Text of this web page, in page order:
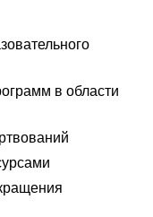
в области